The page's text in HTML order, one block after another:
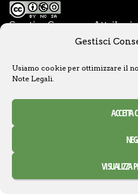
Gestisci
Usiamo cookie per ottimizzare il
Note Legali.
ACCETTA
VISUALIZZA
Creative Commons